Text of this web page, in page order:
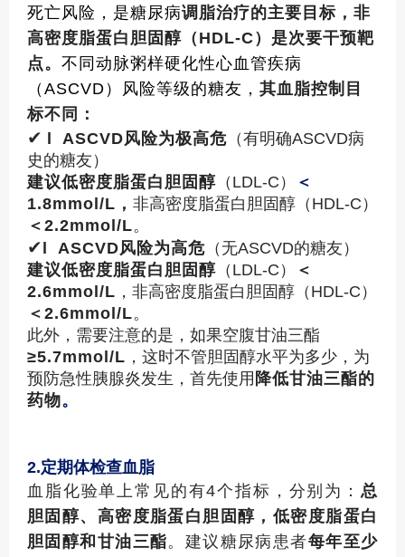
死亡风险，是糖尿病调脂治疗的主要目标，非
高密度脂蛋白胆固醇（HDL-C）是次要干预靶
点。 不同动脉粥样硬化性心血管疾病
（ASCVD）风险等级的糖友， 其血脂控制目
标不同：
✔ l ASCVD风险为极高危 （有明确ASCVD病
史的糖友）
建议低密度脂蛋白胆固醇 （LDL-C）
＜
1.8mmol/L ， 非高密度脂蛋白胆固醇（HDL-C）
＜2.2mmol/L。
✔ l ASCVD风险为高危 （无ASCVD的糖友）
建议低密度脂蛋白胆固醇 （LDL-C）
＜
2.6mmol/L ，非高密度脂蛋白胆固醇（HDL-C）
＜2.6mmol/L。
此外，需要注意的是，如果空腹甘油三酯
≥5.7mmol/L ，这时不管胆固醇水平为多少，为
预防急性胰腺炎发生，首先使用 降低甘油三酯的
药物。
2.定期体检查血脂
血脂化验单上常见的有4个指标，分别为： 总
胆固醇、高密度脂蛋白胆固醇，低密度脂蛋白
胆固醇和甘油三酯。建议糖尿病患者每年至少